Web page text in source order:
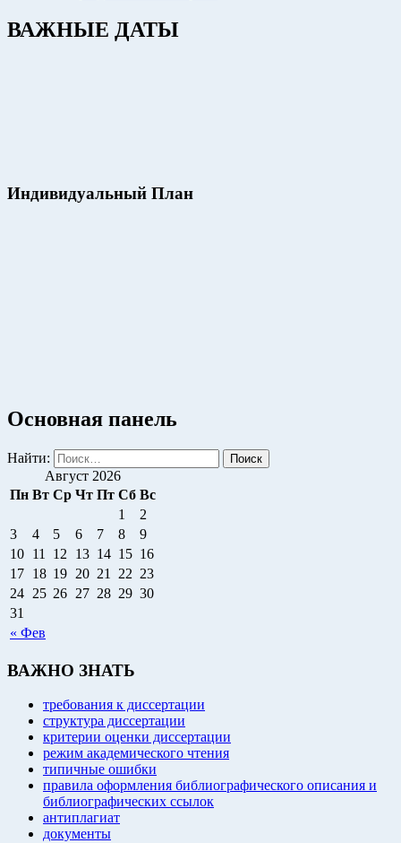
ВАЖНЫЕ ДАТЫ
Индивидуальный План
Основная панель
Найти:
Август 2026
Пн Вт Ср Чт Пт Сб Вс
« Фев
1
2
3
4 5 6 7 8
9
10 11 12 13 14 15 16
17 18 19 20 21 22 23
24 25 26 27 28 29 30
31
ВАЖНО ЗНАТЬ
требования к диссертации
структура диссертации
критерии оценки диссертации
режим академического чтения
типичные ошибки
правила оформления библиографического описания и
библиографических ссылок
антиплагиат
документы